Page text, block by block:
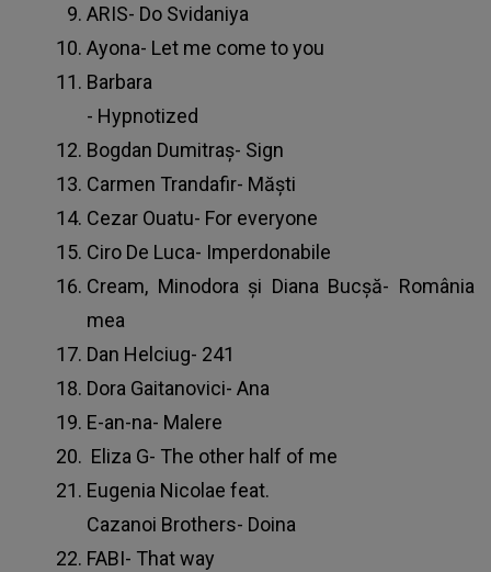
ARIS- Do Svidaniya
Ayona- Let me come to you
Barbara
- Hypnotized
Bogdan Dumitraş- Sign
Carmen Trandafir- Măşti
Cezar Ouatu- For everyone
Ciro De Luca- Imperdonabile
Cream, Minodora şi Diana Bucşă- România
mea
Dan Helciug- 241
Dora Gaitanovici- Ana
E-an-na- Malere
Eliza G- The other half of me
Eugenia Nicolae feat.
Cazanoi Brothers- Doina
FABI- That way